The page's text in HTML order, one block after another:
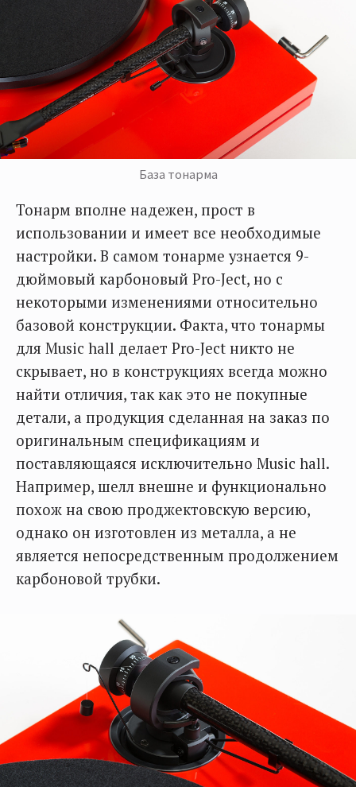
База тонарма
Тонарм вполне надежен, прост в
использовании и имеет все необходимые
настройки. В самом тонарме узнается 9-
дюймовый карбоновый Pro-Ject, но с
некоторыми изменениями относительно
базовой конструкции. Факта, что тонармы
для Music hall делает Pro-Ject никто не
скрывает, но в конструкциях всегда можно
найти отличия, так как это не покупные
детали, а продукция сделанная на заказ по
оригинальным спецификациям и
поставляющаяся исключительно Music hall.
Например, шелл внешне и функционально
похож на свою проджектовскую версию,
однако он изготовлен из металла, а не
является непосредственным продолжением
карбоновой трубки.